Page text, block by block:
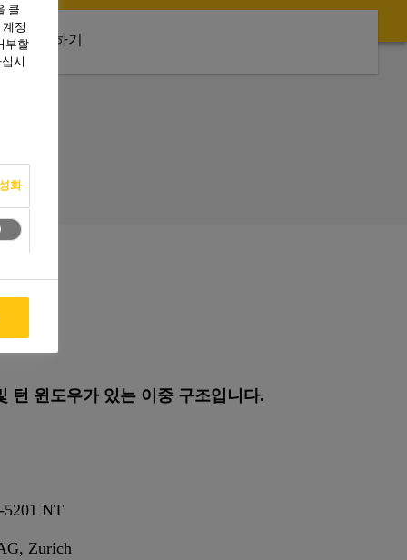
구독하기
턴 윈도우가 있는 이중 구조입니다.
5201 NT
Zurich
클
정
부할
시
화